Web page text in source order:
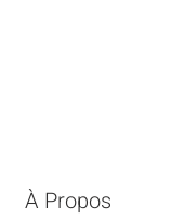
À Propos